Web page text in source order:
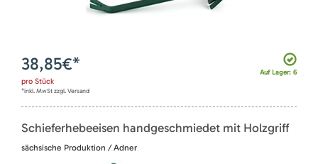
Auf Lager: 6
38,85€*
pro Stück
*inkl. MwSt zzgl. Versand
Schieferhebeeisen handgeschmiedet mit Holzgriff
sächsische Produktion / Adner